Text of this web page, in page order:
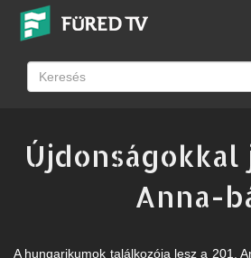
Újdonságokkal
Anna-
A hungarikumok találkozója lesz a 201.